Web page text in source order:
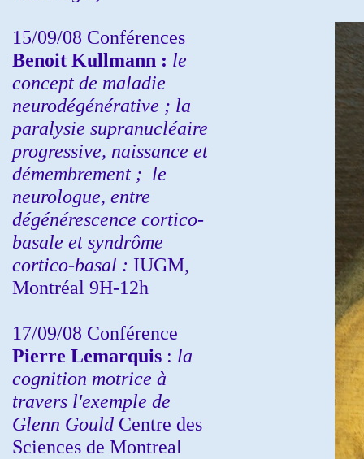
15/09/08 Conférences
Benoit Kullmann : le
concept de maladie
neurodégénérative ; la
paralysie supranucléaire
progressive, naissance et
démembrement ; le
neurologue, entre
dégénérescence cortico-
basale et syndrôme
cortico-basal : IUGM,
Montréal 9H-12h
17/09/08 Conférence
Pierre Lemarquis : la
cognition motrice à
travers l'exemple de
Glenn Gould Centre des
Sciences de Montreal